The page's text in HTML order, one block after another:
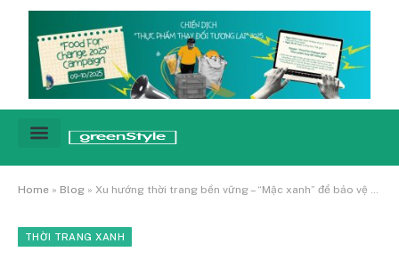
Home » Blog » Xu hướng thời trang bền vững – “Mặc xanh” để bảo vệ môi trường
THỜI TRANG XANH